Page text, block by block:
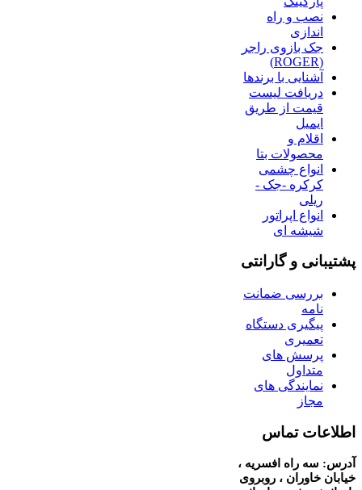
نصب و راه
اندازی
جک بازوی راجر
(ROGER)
آشنایی با برندها
دریافت لیست
قیمت از طریق
ایمیل
اقلام و
محصولات بتا
انواع چشمی
کرکره -جک -
ریلی
انواع اپراتور
شیشه ای
پشتیبانی و گارانتی
بررسی ضمانت
نامه
پیگیری دستگاه
تعمیری
پرسش های
متداول
نمایندگی های
مجاز
اطلاعات تماس
آدرس: سه راه افسریه ،
خیابان خاوران ، روبروی